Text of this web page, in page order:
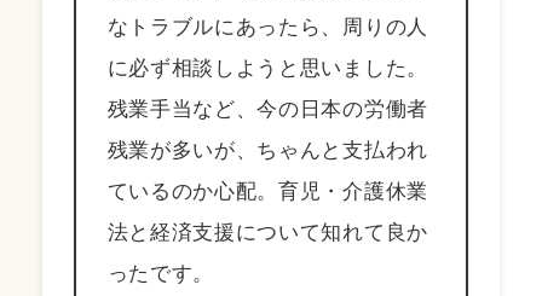
なトラブルにあったら、周りの人
に必ず相談しようと思いました。
残業手当など、今の日本の労働者
残業が多いが、ちゃんと支払われ
ているのか心配。育児・介護休業
法と経済支援について知れて良か
ったです。